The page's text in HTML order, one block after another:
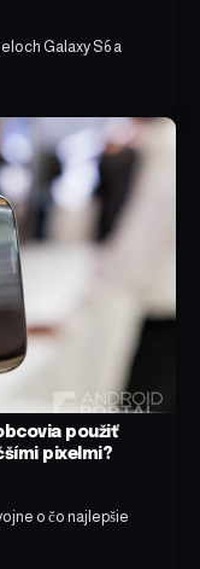
Galaxy S6 a
použiť
pixelmi?
o čo najlepšie